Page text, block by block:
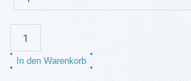
Milchkaffeetasse
Menge
In den Warenkorb